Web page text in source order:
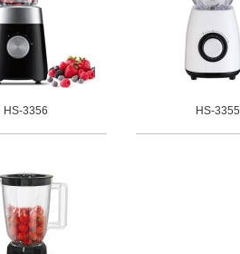
HS-3356 HS-3355